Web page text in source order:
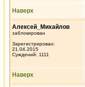
Наверх
Алексей_Михайлов
заблокирован
Зарегистрирован:
21.04.2015
Суждений: 1111
Наверх